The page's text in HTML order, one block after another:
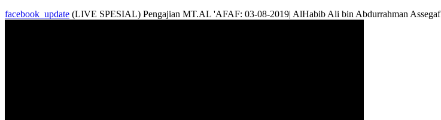
facebook_update (LIVE SPESIAL) Pengajian MT.AL 'AFAF: 03-08-2019| AlHabib Ali bin Abdurrahman Assegaf